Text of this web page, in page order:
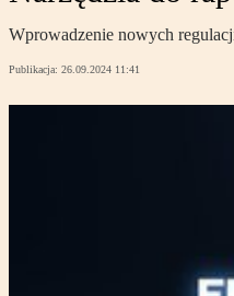
Wprowadzenie nowych
Publikacja: 26.09.2024 11:41